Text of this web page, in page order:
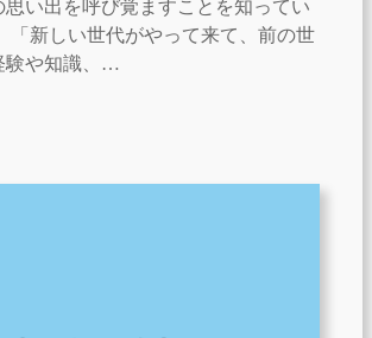
い出を呼び覚ますことを知ってい
「新しい世代がやって来て、前の世
験や知識、…